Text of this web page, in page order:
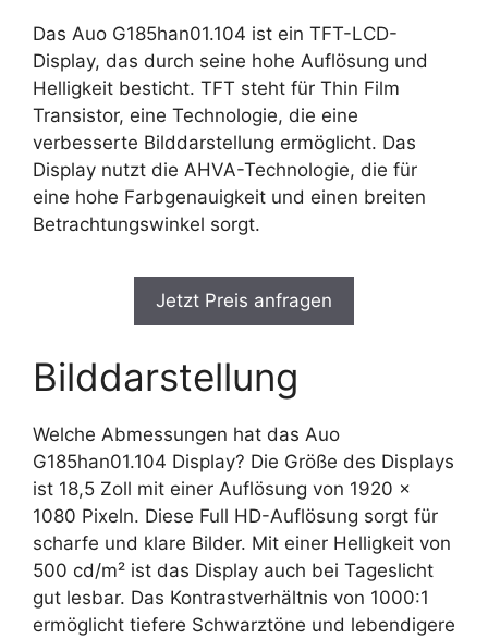
Das Auo G185han01.104 ist ein TFT-LCD-
Display, das durch seine hohe Auflösung und
Helligkeit besticht. TFT steht für Thin Film
Transistor, eine Technologie, die eine
verbesserte Bilddarstellung ermöglicht. Das
Display nutzt die AHVA-Technologie, die für
eine hohe Farbgenauigkeit und einen breiten
Betrachtungswinkel sorgt.
Jetzt Preis anfragen
Bilddarstellung
Welche Abmessungen hat das Auo
G185han01.104 Display? Die Größe des Displays
ist 18,5 Zoll mit einer Auflösung von 1920 x
1080 Pixeln. Diese Full HD-Auflösung sorgt für
scharfe und klare Bilder. Mit einer Helligkeit von
500 cd/m² ist das Display auch bei Tageslicht
gut lesbar. Das Kontrastverhältnis von 1000:1
ermöglicht tiefere Schwarztöne und lebendigere